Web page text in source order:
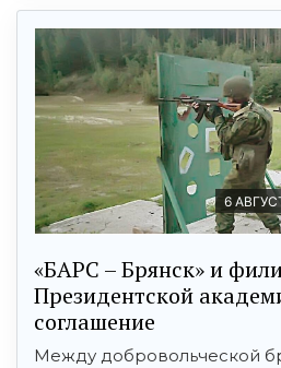
6
«БАРС – Брянск» и
Президентской
соглашение
Между добровольческой